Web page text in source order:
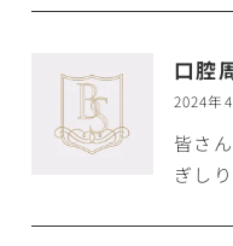
口腔
2024年
皆さ
ぎし